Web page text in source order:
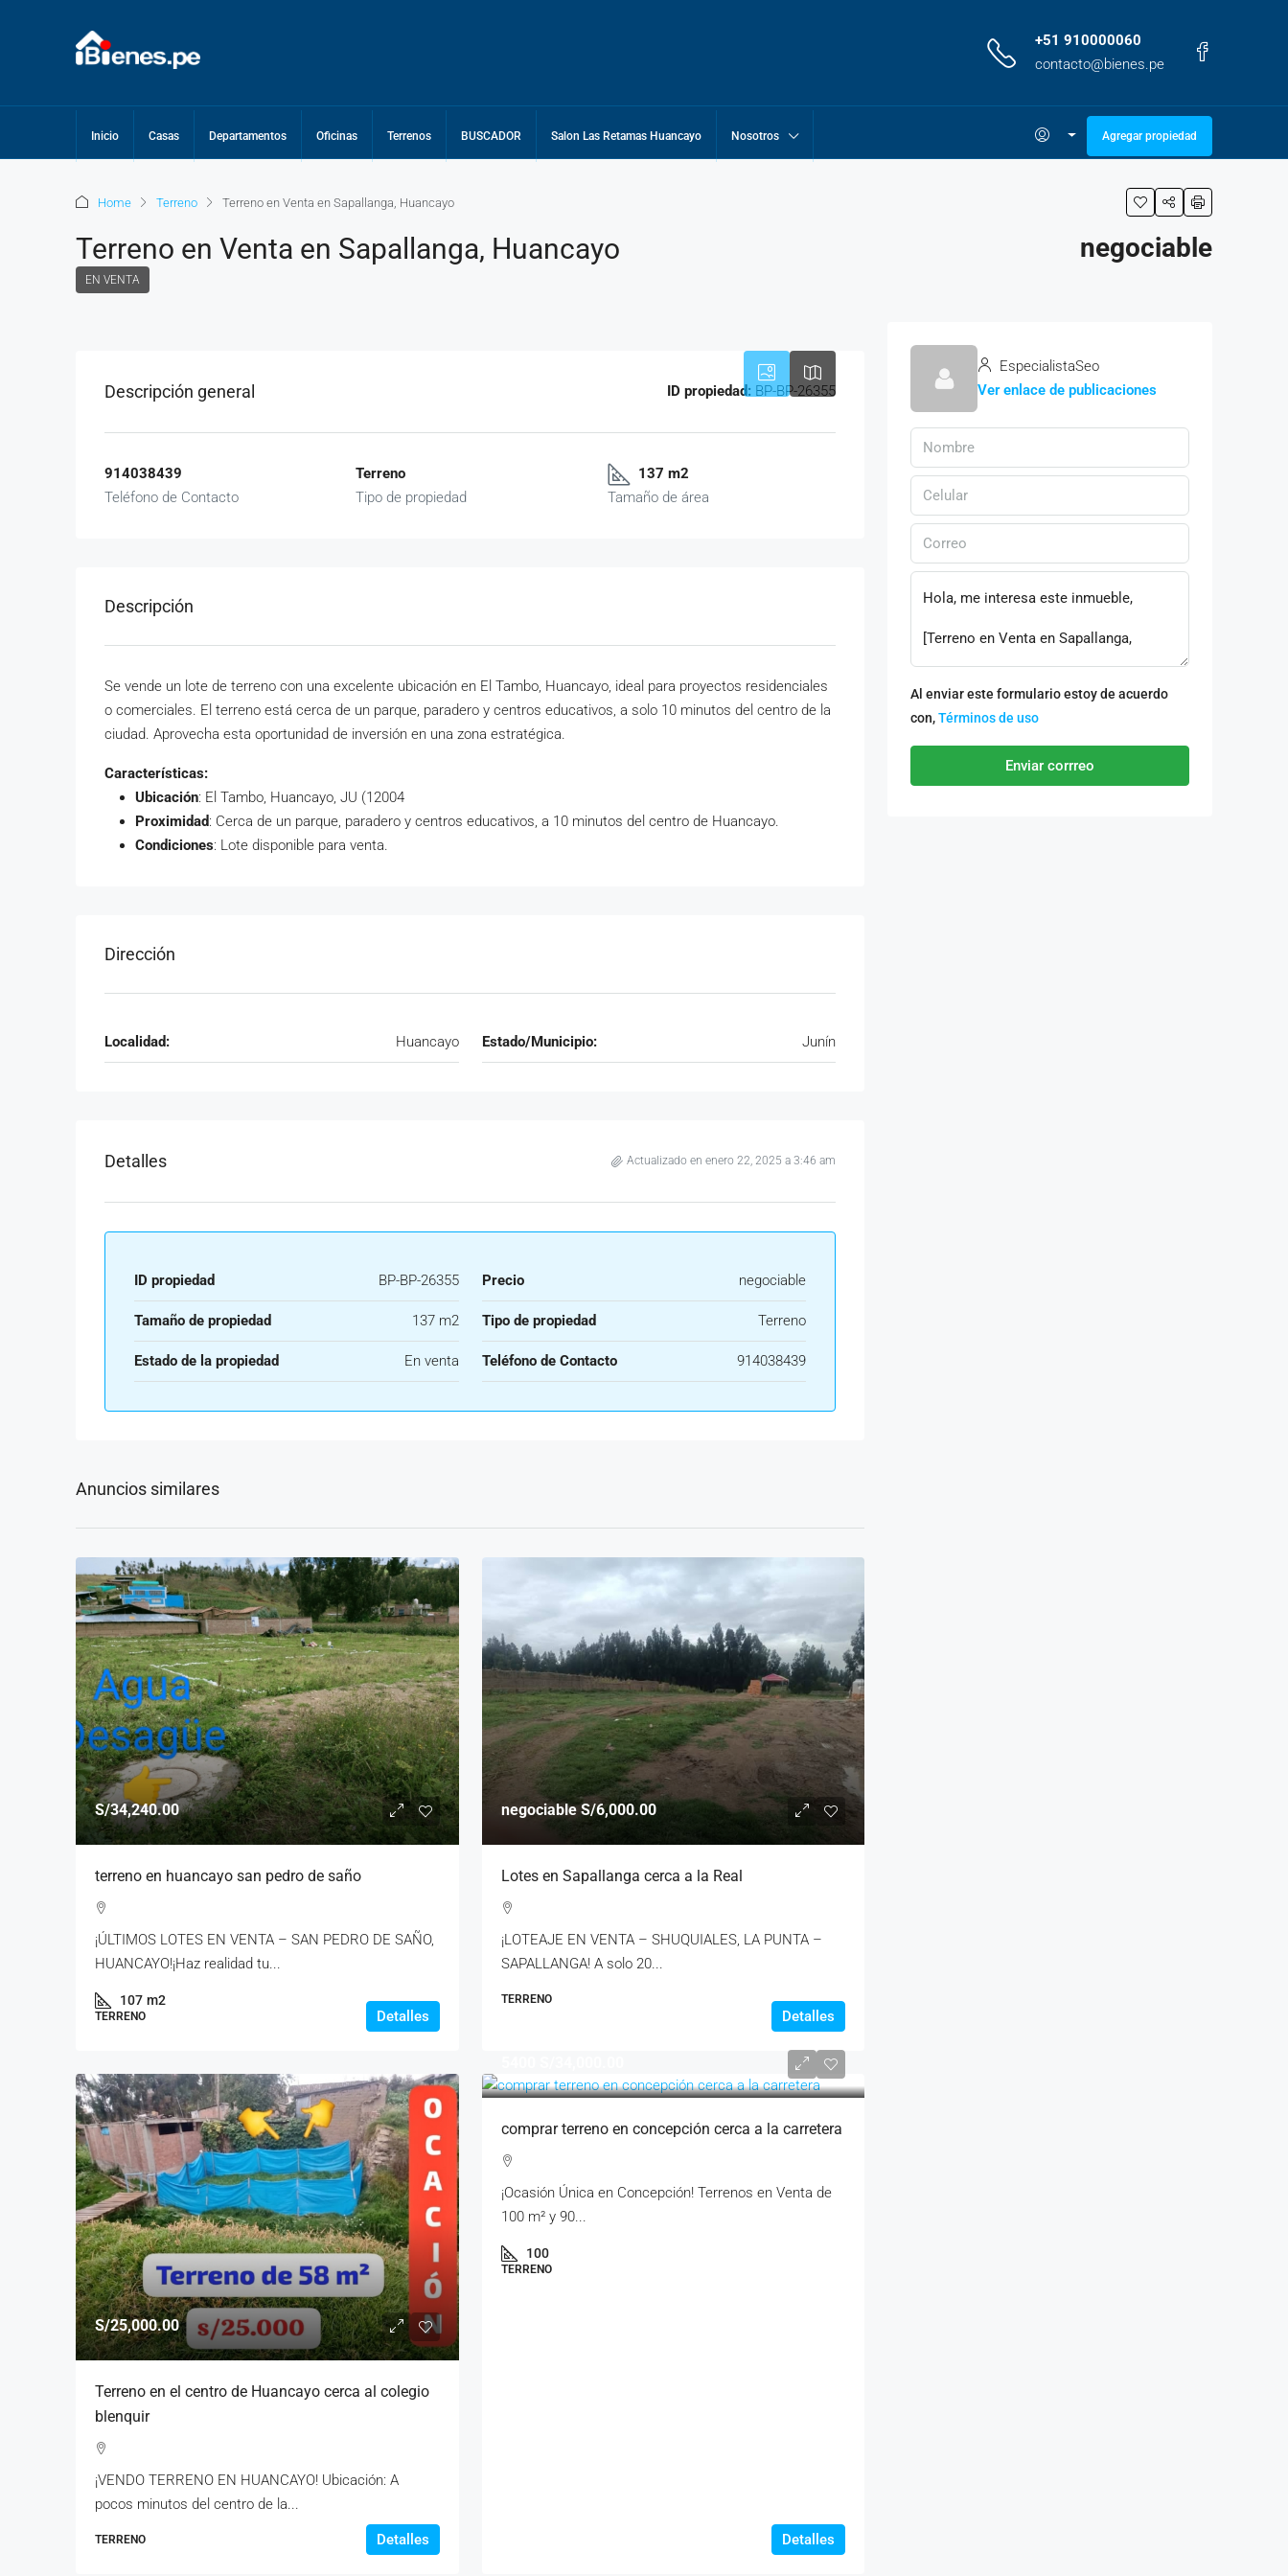
+51 910000060
contacto@bienes.pe
Inicio Casas Departamentos Oficinas Terrenos BUSCADOR Salon Las Retamas Huancayo Nosotros Agregar propiedad
Home Terreno Terreno en Venta en Sapallanga, Huancayo
Terreno en Venta en Sapallanga, Huancayo
EN VENTA
negociable
Descripción general ID propiedad: BP-BP-26355
914038439
Teléfono de Contacto
Terreno
Tipo de propiedad
137 m2
Tamaño de área
Descripción
Se vende un lote de terreno con una excelente ubicación en El Tambo, Huancayo, ideal para proyectos residenciales
o comerciales. El terreno está cerca de un parque, paradero y centros educativos, a solo 10 minutos del centro de la
ciudad. Aprovecha esta oportunidad de inversión en una zona estratégica.
Características:
Ubicación: El Tambo, Huancayo, JU (12004
Proximidad: Cerca de un parque, paradero y centros educativos, a 10 minutos del centro de Huancayo.
Condiciones: Lote disponible para venta.
Dirección
Localidad: Huancayo Estado/Municipio: Junín
Detalles Actualizado en enero 22, 2025 a 3:46 am
ID propiedad BP-BP-26355 Precio negociable
Tamaño de propiedad 137 m2 Tipo de propiedad Terreno
Estado de la propiedad En venta Teléfono de Contacto 914038439
Anuncios similares
S/34,240.00
terreno en huancayo san pedro de saño
¡ÚLTIMOS LOTES EN VENTA – SAN PEDRO DE SAÑO,
HUANCAYO!¡Haz realidad tu...
107 m2
TERRENO Detalles
negociableS/6,000.00
Lotes en Sapallanga cerca a la Real
¡LOTEAJE EN VENTA – SHUQUIALES, LA PUNTA –
SAPALLANGA! A solo 20...
TERRENO
Detalles
S/25,000.00
Terreno en el centro de Huancayo cerca al colegio
blenquir
¡VENDO TERRENO EN HUANCAYO! Ubicación: A
pocos minutos del centro de la...
TERRENO Detalles
comprar terreno en concepción cerca a la carretera
¡Ocasión Única en Concepción! Terrenos en Venta de
100 m² y 90...
100
TERRENO
Detalles
EspecialistaSeo
Ver enlace de publicaciones
Al enviar este formulario estoy de acuerdo
con,Términos de uso
Enviar corrreo